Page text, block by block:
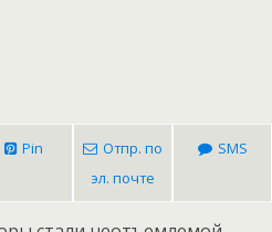
Pin
Отпр. по
эл. почте
SMS